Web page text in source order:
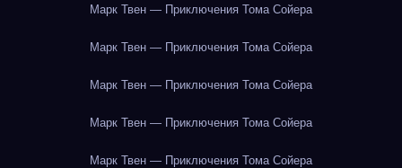
Марк Твен — Приключения Тома Сойера
Марк Твен — Приключения Тома Сойера
Марк Твен — Приключения Тома Сойера
Марк Твен — Приключения Тома Сойера
Марк Твен — Приключения Тома Сойера